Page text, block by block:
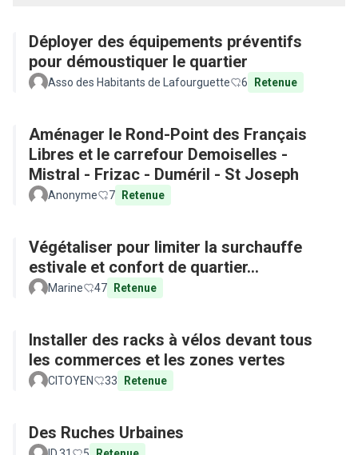
Déployer des équipements préventifs
pour démoustiquer le quartier
Asso des Habitants de Lafourguette 6 Retenue
Aménager le Rond-Point des Français
Libres et le carrefour Demoiselles -
Mistral - Frizac - Duméril - St Joseph
Anonyme 7 Retenue
Végétaliser pour limiter la surchauffe
estivale et confort de quartier...
Marine 47 Retenue
Installer des racks à vélos devant tous
les commerces et les zones vertes
CITOYEN 33 Retenue
Des Ruches Urbaines